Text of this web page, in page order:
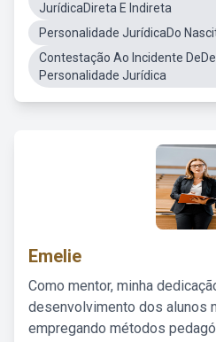
JurídicaDireta E Indireta
Personalidade JurídicaDo
Contestação Ao Incidente
Personalidade Jurídica
Emelie
Como mentor, minha
desenvolvimento dos alunos
empregando métodos